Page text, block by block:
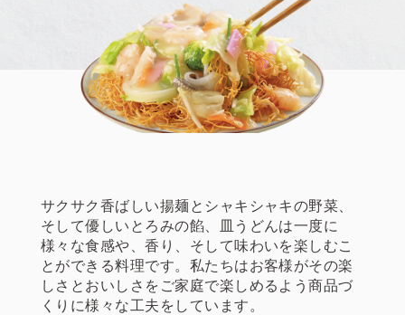
サクサク香ばしい揚麺とシャキシャキの野菜、
そして優しいとろみの餡、皿うどんは一度に
様々な食感や、香り、そして味わいを楽しむこ
とができる料理です。私たちはお客様がその楽
しさとおいしさをご家庭で楽しめるよう商品づ
くりに様々な工夫をしています。